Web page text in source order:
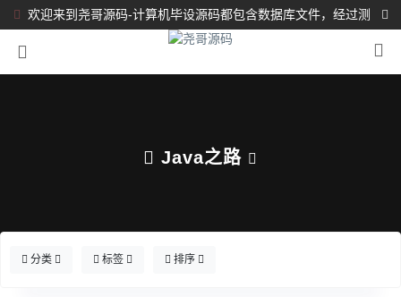
欢迎来到尧哥源码-计算机毕设源码都包含数据库文件，经过测
试都完整可运行！！！
Java之路
分类 标签 排序